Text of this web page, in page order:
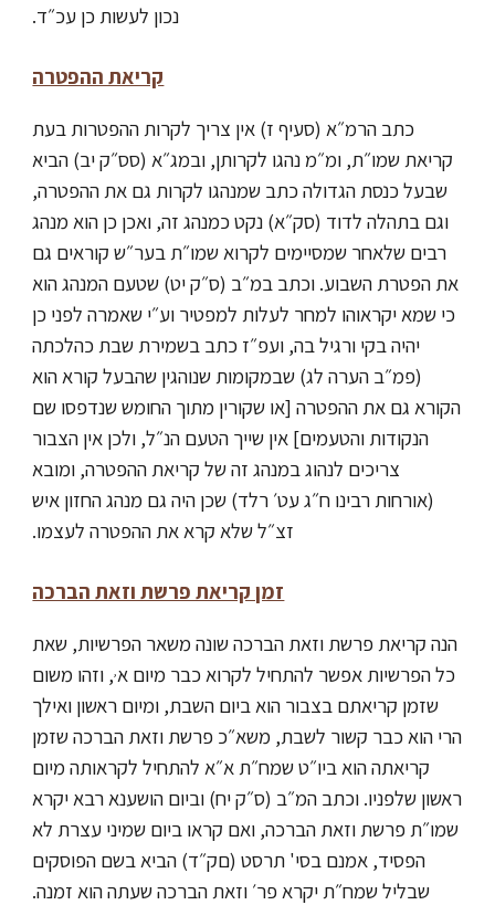
נכון לעשות כן עכ״ד.
קריאת ההפטרה
כתב הרמ״א (סעיף ז) אין צריך לקרות ההפטרות בעת
קריאת שמו״ת, ומ״מ נהגו לקרותן, ובמג״א (סס״ק יב) הביא
שבעל כנסת הגדולה כתב שמנהגו לקרות גם את ההפטרה,
וגם בתהלה לדוד (סק״א) נקט כמנהג זה, ואכן כן הוא מנהג
רבים שלאחר שמסיימים לקרוא שמו״ת בער״ש קוראים גם
את הפטרת השבוע. וכתב במ״ב (ס״ק יט) שטעם המנהג הוא
כי שמא יקראוהו למחר לעלות למפטיר וע״י שאמרה לפני כן
יהיה בקי ורגיל בה, ועפ״ז כתב בשמירת שבת כהלכתה
(פמ״ב הערה לג) שבמקומות שנוהגין שהבעל קורא הוא
הקורא גם את ההפטרה [או שקורין מתוך החומש שנדפסו שם
הנקודות והטעמים] אין שייך הטעם הנ״ל, ולכן אין הצבור
צריכים לנהוג במנהג זה של קריאת ההפטרה, ומובא
(אורחות רבינו ח״ג עט׳ רלד) שכן היה גם מנהג החזון איש
זצ״ל שלא קרא את ההפטרה לעצמו.
זמן קריאת פרשת וזאת הברכה
הנה קריאת פרשת וזאת הברכה שונה משאר הפרשיות, שאת
כל הפרשיות אפשר להתחיל לקרוא כבר מיום א, וזהו משום
שזמן קריאתם בצבור הוא ביום השבת, ומיום ראשון ואילך
הרי הוא כבר קשור לשבת, משא״כ פרשת וזאת הברכה שזמן
קריאתה הוא ביו״ט שמח״ת א״א להתחיל לקראותה מיום
ראשון שלפניו. וכתב המ״ב (ס״ק יח) וביום הושענא רבא יקרא
שמו״ת פרשת וזאת הברכה, ואם קראו ביום שמיני עצרת לא
הפסיד, אמנם בסי' תרסט (םק״ד) הביא בשם הפוסקים
שבליל שמח״ת יקרא פר׳ וזאת הברכהשעתה הוא זמנה.